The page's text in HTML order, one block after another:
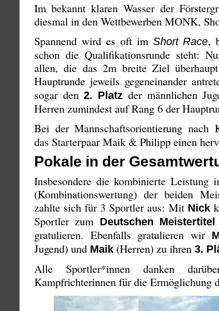
Im bekannt klaren Wasser der
diesmal in den Wettbewerben MONK,
Spannend wird es oft im Short Race,
schon die Qualifikationsrunde steht:
allen, die das 2m breite Ziel
Hauptrunde jeweils gegeneinander
sogar den2. Platz der männlichen
Herren zumindest auf Rang 6 der
Bei der Mannschaftsorientierung nach
das Starterpaar Maik & Philipp einen
Pokale in der
Insbesondere die kombinierte Leistung
(Kombinationswertung) der beiden
zahlte sich für 3 Sportler aus: Mit Nick
Sportler zum Deutschen Meistertitel
gratulieren. Ebenfalls gratulieren wir
Jugend) und Maik (Herren) zu ihren 3.
Alle Sportler*innen danken
Kampfrichterinnen für die Ermöglichung